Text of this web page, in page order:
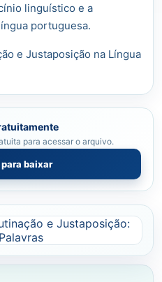
linguístico e a
portuguesa.
e Justaposição na Língua
para acessar o arquivo.
baixar